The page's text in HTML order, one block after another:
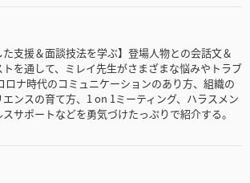
た支援＆面談技法を学ぶ】登場人物との会話文＆
を通して、ミレイ先生がさまざまな悩みやトラブ
ナ時代のコミュニケーションのあり方、組織の
ンスの育て方、1 on 1ミーティング、ハラスメン
サポートなどを勇気づけたっぷりで紹介する。